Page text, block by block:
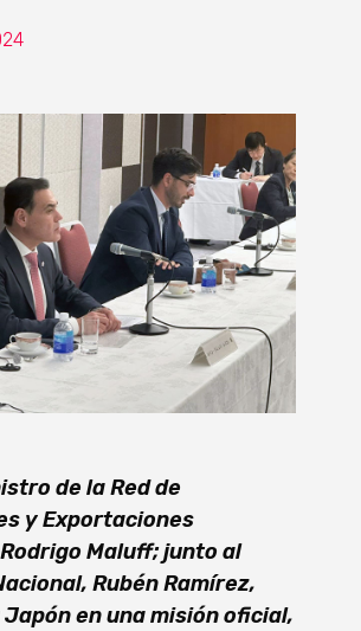
de la Red de
y Exportaciones
Rodrigo Maluff; junto al
Rubén Ramírez,
en una misión oficial,